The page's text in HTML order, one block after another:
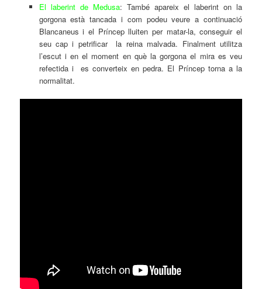
El laberint de Medusa: També apareix el laberint on la
gorgona està tancada i com podeu veure a continuació
Blancaneus i el Príncep lluiten per matar-la, conseguir el
seu cap i petrificar la reina malvada. Finalment utilitza
l’escut i en el moment en què la gorgona el mira es veu
refectida i es converteix en pedra. El Príncep torna a la
normalitat.